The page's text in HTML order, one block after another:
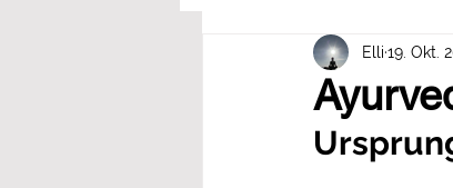
Elli 19. Okt.